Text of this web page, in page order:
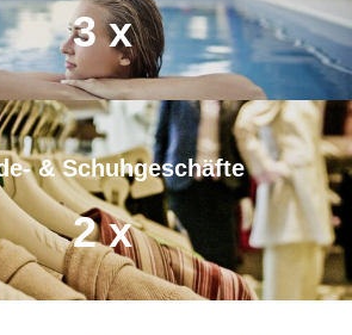
3 x
& Schuhgeschäfte
2 x